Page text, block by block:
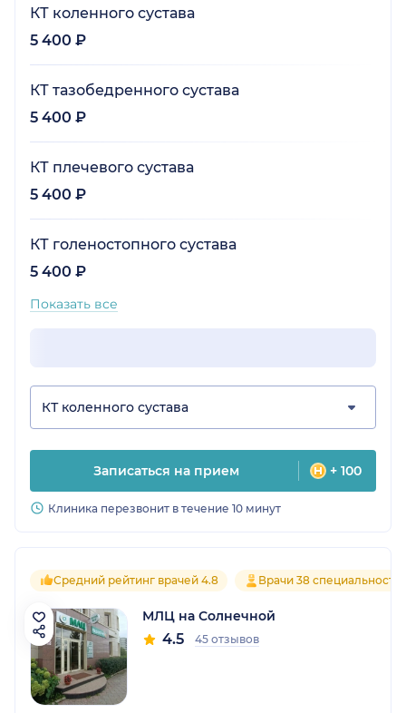
КТ коленного сустава
5 400 ₽
КТ тазобедренного сустава
5 400 ₽
КТ плечевого сустава
5 400 ₽
КТ голеностопного сустава
5 400 ₽
Показать все
КТ коленного сустава
Записаться на прием + 100
Клиника перезвонит в течение 10 минут
Средний рейтинг врачей 4.8 Врачи 38
МЛЦ на Солнечной
4.5 45 отзывов